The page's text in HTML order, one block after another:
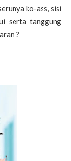
ko-ass, sisi
serta tanggung
?